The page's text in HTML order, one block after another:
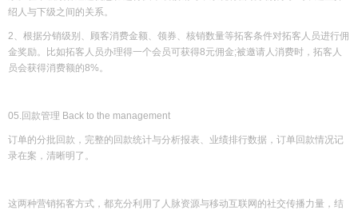
绍人与下级之间的关系。
2、根据分销级别、顾客消费金额、领券、核销数量等拓客条件对拓客人员进行佣
金奖励。比如拓客人员办理得一个会员可获得8元佣金;被邀请人消费时，拓客人
员会获得消费额的8%。
05.回款管理 Back to the management
订单的分批回款，完整的回款统计与分析报表、业绩排行数据，订单回款情况记
录在案，清晰明了。
这两种营销拓客方式，都充分利用了人脉资源与移动互联网的社交传播力量，结